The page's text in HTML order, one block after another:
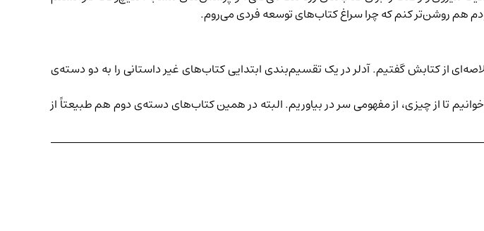
هم روشن‌تر کنم که چرا سراغ کتاب‌های توسعه‌ فردی می‌روم.
از کتابش گفتیم. آدلر در یک تقسیم‌بندی ابتدایی کتاب‌های غیر داستانی را به دو دسته‌ی
تا از چیزی، از مفهومی سر در بیاوریم. البته در همین کتاب‌های دسته‌ی دوم هم طبیعتاً از